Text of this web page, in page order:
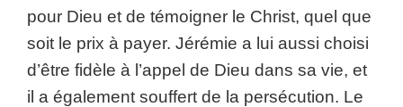
pour Dieu et de témoigner le Christ, quel que
soit le prix à payer. Jérémie a lui aussi choisi
d’être fidèle à l’appel de Dieu dans sa vie, et
il a également souffert de la persécution. Le